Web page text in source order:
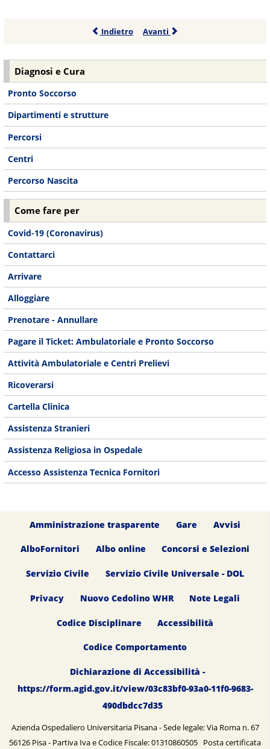
Indietro Avanti
Diagnosi e Cura
Pronto Soccorso
Dipartimenti e strutture
Percorsi
Centri
Percorso Nascita
Come fare per
Covid-19 (Coronavirus)
Contattarci
Arrivare
Alloggiare
Prenotare - Annullare
Pagare il Ticket: Ambulatoriale e Pronto Soccorso
Attività Ambulatoriale e Centri Prelievi
Ricoverarsi
Cartella Clinica
Assistenza Stranieri
Assistenza Religiosa in Ospedale
Accesso Assistenza Tecnica Fornitori
Amministrazione trasparente Gare Avvisi
AlboFornitori Albo online Concorsi e Selezioni
Servizio Civile Servizio Civile Universale - DOL
Privacy Nuovo Cedolino WHR Note Legali
Codice Disciplinare Accessibilità
Codice Comportamento
Dichiarazione di Accessibilità -
https://form.agid.gov.it/view/03c83bf0-93a0-11f0-9683-
490dbdcc7d35
Azienda Ospedaliero Universitaria Pisana - Sede legale: Via Roma n. 67
56126 Pisa - Partiva Iva e Codice Fiscale: 01310860505 Posta certificata